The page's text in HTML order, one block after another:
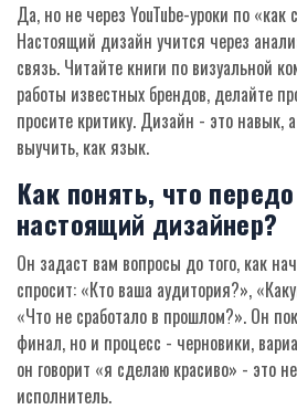
Да, но не через YouTube-уроки по
Настоящий дизайн учится через
связь. Читайте книги по визуальной
работы известных брендов, делайте
просите критику. Дизайн - это навык,
выучить, как язык.
Как понять, что
настоящий дизайнер?
Он задаст вам вопросы до того, как
спросит: «Кто ваша аудитория?»,
«Что не сработало в прошлом?». Он
финал, но и процесс - черновики,
он говорит «я сделаю красиво» - это
исполнитель.